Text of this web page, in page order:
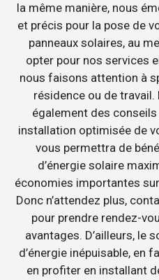
la même manière, nous
et précis pour la pose de
panneaux solaires, au
opter pour nos services
nous faisons attention à
résidence ou de
également des
installation optimisée de
vous permettra de
d’énergie solaire
économies importantes
Donc n’attendez plus,
pour prendre rendez-
avantages. D’ailleurs, le
d’énergie inépuisable, en
en profiter en installant